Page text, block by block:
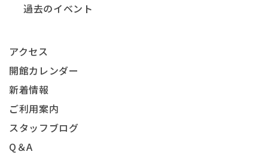
過去のイベント
アクセス
開館カレンダー
新着情報
ご利用案内
スタッフブログ
Q＆A